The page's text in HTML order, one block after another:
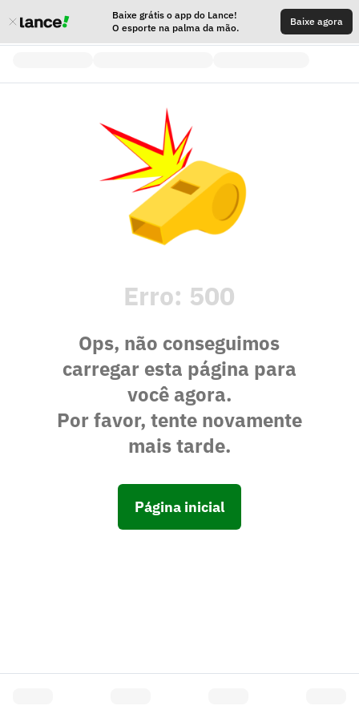
Baixe grátis o app do Lance!
O esporte na palma da mão.
Baixe agora
Erro: 500
Ops, não conseguimos
carregar esta página para
você agora.
Por favor, tente novamente
mais tarde.
Página inicial